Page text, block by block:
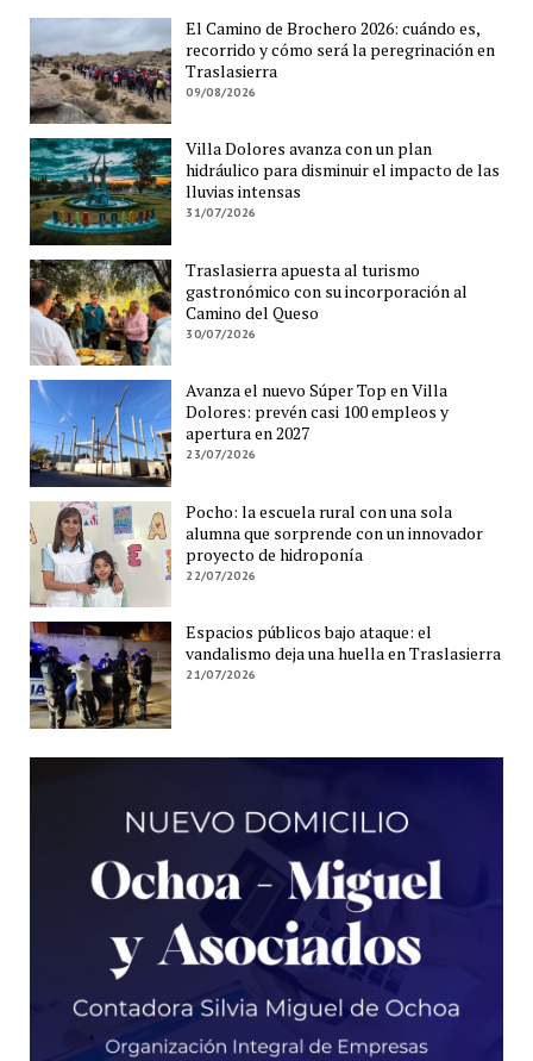
El Camino de Brochero 2026: cuándo es,
recorrido y cómo será la peregrinación en
Traslasierra
09/08/2026
Villa Dolores avanza con un plan
hidráulico para disminuir el impacto de las
lluvias intensas
31/07/2026
Traslasierra apuesta al turismo
gastronómico con su incorporación al
Camino del Queso
30/07/2026
Avanza el nuevo Súper Top en Villa
Dolores: prevén casi 100 empleos y
apertura en 2027
23/07/2026
Pocho: la escuela rural con una sola
alumna que sorprende con un innovador
proyecto de hidroponía
22/07/2026
Espacios públicos bajo ataque: el
vandalismo deja una huella en Traslasierra
21/07/2026